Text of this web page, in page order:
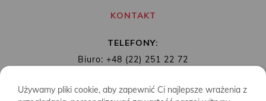
KONTAKT
TELEFONY:
Biuro: +48 (22) 251 22 72
Używamy pliki cookie, aby zapewnić Ci najlepsze wrażenia z